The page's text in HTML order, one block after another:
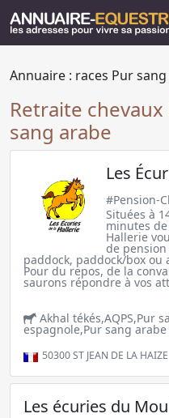
Annuaire : races Pur
Retraite chevaux
sang arabe
Les
#Pension-
Situées à
minutes
Hallerie
de
paddock, paddock/box ou
Pour du repos, de la
saurons répondre à vos
Akhal tékés,AQPS,Pur
espagnole,Pur sang arabe
50300ST JEAN DE LA HAIZE
Les écuries du